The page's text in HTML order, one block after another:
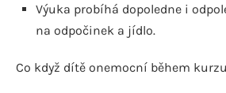
Výuka probíhá dopoledne i
na odpočinek a jídlo.
Co když dítě onemocní během